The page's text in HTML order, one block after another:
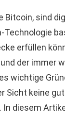
Bitcoin, sind
Technologie
erfüllen
der immer
wichtige
Sicht keine
diesem